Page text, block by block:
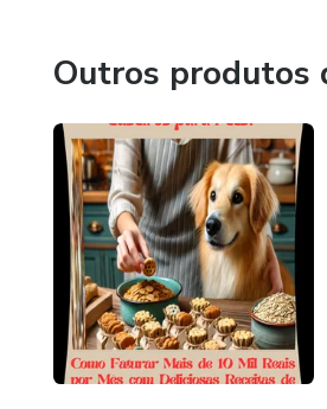
Outros produtos